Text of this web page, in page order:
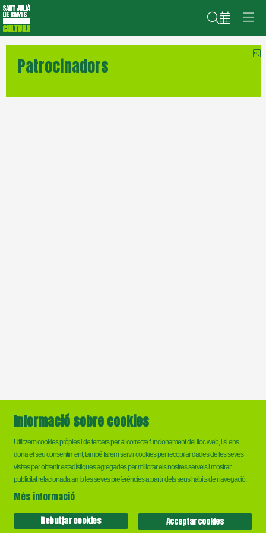
Cerca
Patrocinadors
Sitemap | Ús de Cookies | Contactar
Link a instagram
Link a twitter
Link a facebook
Informació sobre cookies
Utilitzem cookies pròpies i de tercers per al correcte funcionament del lloc web, i si ens
dona el seu consentiment, també farem servir cookies per recopilar dades de les seves
visites per obtenir estadístiques agregades per millorar els nostres serveis i mostrar
publicitat relacionada amb les seves preferències a partir dels seus hàbits de navegació.
Més informació
Acceptar cookies
Rebutjar cookies